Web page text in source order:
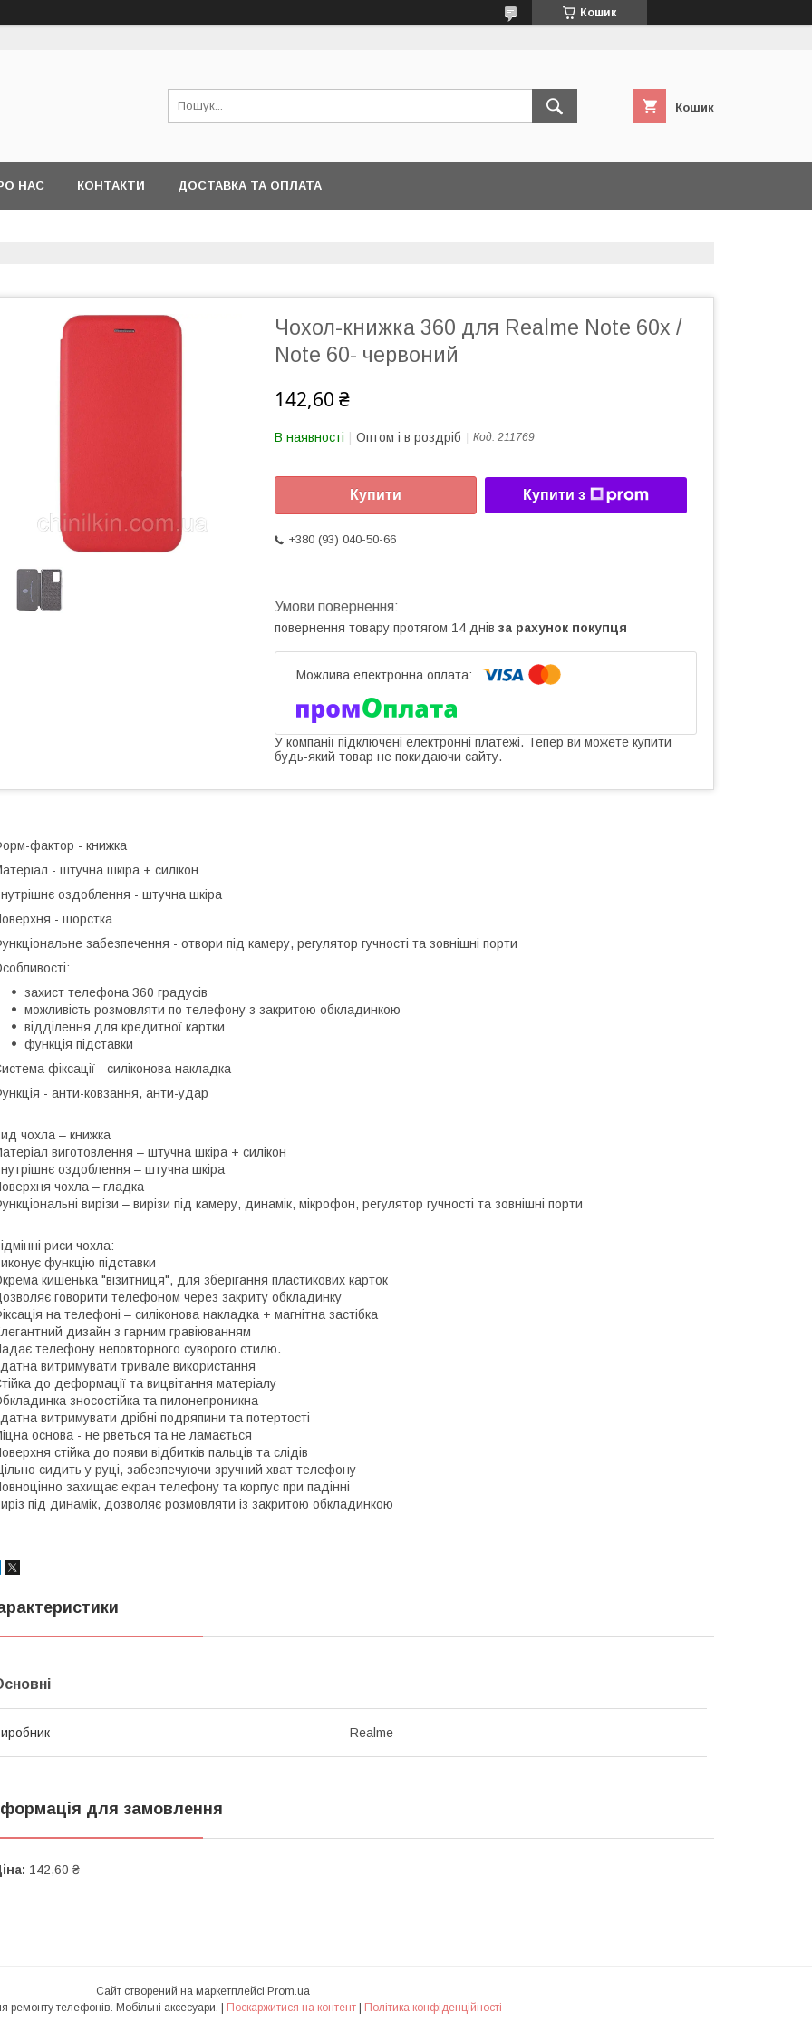
Кошик
Кошик
НАС КОНТАКТИ ДОСТАВКА ТА ОПЛАТА
Чохол-книжка 360 для Realme Note 60x /
Note 60- червоний
142,60 ₴
В наявності Оптом і в роздріб Код: 211769
Купити Купити з
+380 (93) 040-50-66
повернення товару протягом 14 днів за рахунок покупця
У компанії підключені електронні платежі. Тепер ви можете купити
будь-який товар не покидаючи сайту.
фактор - книжка
- штучна шкіра + силікон
оздоблення - штучна шкіра
- шорстка
забезпечення - отвори під камеру, регулятор гучності та зовнішні порти
захист телефона 360 градусів
можливість розмовляти по телефону з закритою обкладинкою
відділення для кредитної картки
функція підставки
фіксації - силіконова накладка
- анти-ковзання, анти-удар
чохла – книжка
виготовлення – штучна шкіра + силікон
оздоблення – штучна шкіра
чохла – гладка
вирізи – вирізи під камеру, динамік, мікрофон, регулятор гучності та зовнішні порти
риси чохла:
функцію підставки
кишенька "візитниця", для зберігання пластикових карток
говорити телефоном через закриту обкладинку
на телефоні – силіконова накладка + магнітна застібка
дизайн з гарним гравіюванням
телефону неповторного суворого стилю.
витримувати тривале використання
до деформації та вицвітання матеріалу
зносостійка та пилонепроникна
витримувати дрібні подряпини та потертості
основа - не рветься та не ламається
стійка до появи відбитків пальців та слідів
сидить у руці, забезпечуючи зручний хват телефону
захищає екран телефону та корпус при падінні
під динамік, дозволяє розмовляти із закритою обкладинкою
Realme
для замовлення
142,60 ₴
Сайт створений на маркетплейсі Prom.ua
CHINILKIN - все для ремонту телефонів. Мобільні аксесуари. | Поскаржитися на контент | Політика конфіденційності